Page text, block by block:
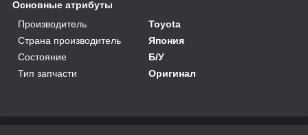
Основные атрибуты
Производитель
Toyota
Страна производитель
Япония
Состояние
Б/У
Тип запчасти
Оригинал